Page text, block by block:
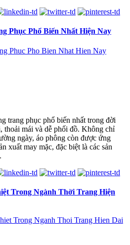
Phục Phổ Biến Nhất Hiện Nay
trang phục phổ biến nhất trong đời
thoải mái và dễ phối đồ. Không chỉ
ngày, áo phông còn được ứng
xuất may mặc, đặc biệt là các sản
Trong Ngành Thời Trang Hiện